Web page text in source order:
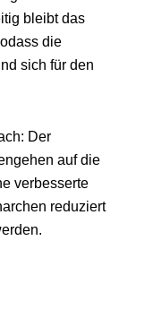
bleibtdas
die
sich für den
Der
aufdie
verbesserte
reduziert